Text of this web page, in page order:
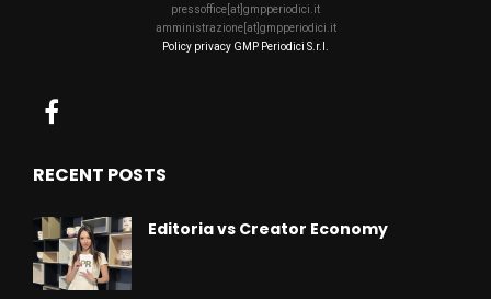
pressoffice[at]gmpperiodici.it
amministrazione[at]gmpperiodici.it
Policy privacy GMP Periodici S.r.l.
RECENT POSTS
Editoria vs Creator Economy